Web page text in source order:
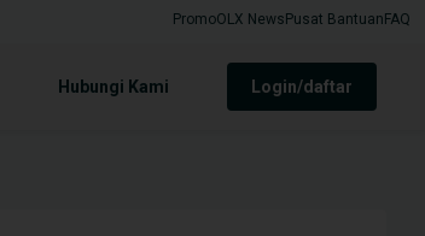
PromoOLX News Pusat Bantuan FAQ
Hubungi Kami login/daftar